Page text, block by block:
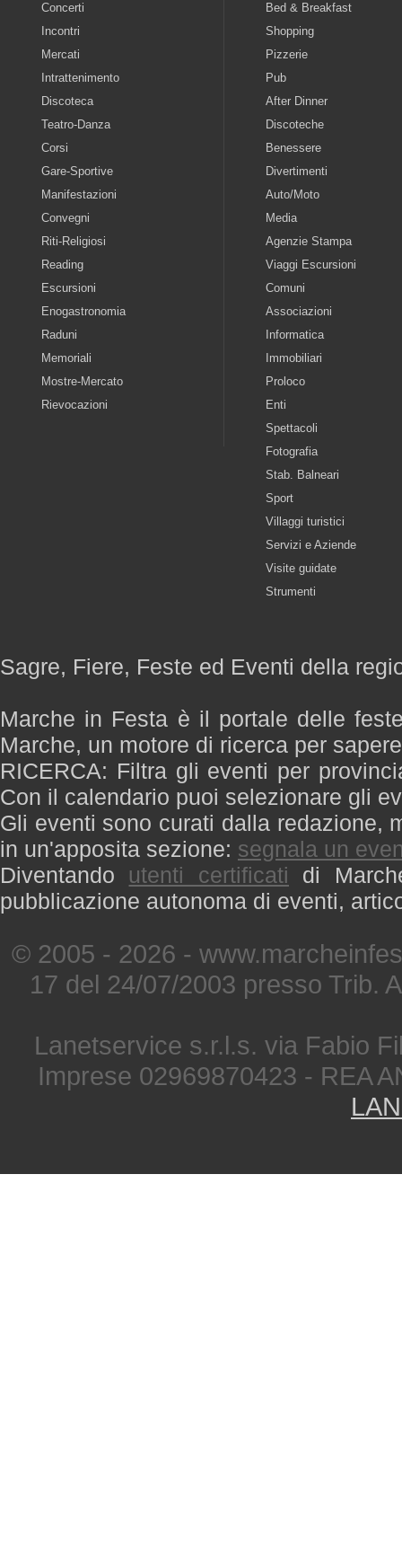
Concerti
Incontri
Mercati
Intrattenimento
Discoteca
Teatro-Danza
Corsi
Gare-Sportive
Manifestazioni
Convegni
Riti-Religiosi
Reading
Escursioni
Enogastronomia
Raduni
Memoriali
Mostre-Mercato
Rievocazioni
Bed & Breakfast
Shopping
Pizzerie
Pub
After Dinner
Discoteche
Benessere
Divertimenti
Auto/Moto
Media
Agenzie Stampa
Viaggi Escursioni
Comuni
Associazioni
Informatica
Immobiliari
Proloco
Enti
Spettacoli
Fotografia
Stab. Balneari
Sport
Villaggi turistici
Servizi e Aziende
Visite guidate
Strumenti
Sagre, Fiere, Feste ed Eventi della
Marche in Festa è il portale delle
Marche, un motore di ricerca per
RICERCA: Filtra gli eventi per
Con il calendario puoi selezionare gli
Gli eventi sono curati dalla redazione,
in un'apposita sezione: segnala un
Diventando utenti certificati di
pubblicazione autonoma di eventi,
© 2005 - 2026 -
17 del 24/07/2003 presso Trib.
Lanetservice s.r.l.s. via Fabio
Imprese 02969870423 - REA